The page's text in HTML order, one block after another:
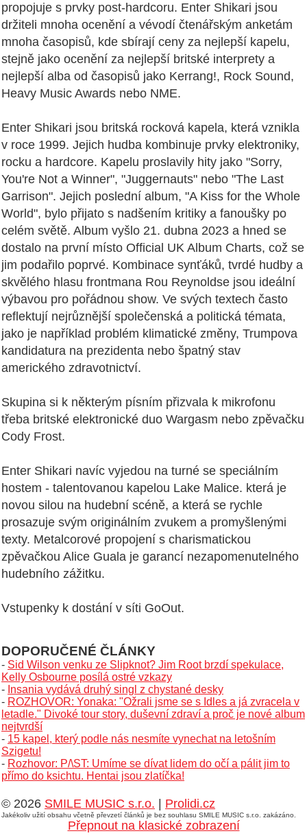
propojuje s prvky post-hardcoru. Enter Shikari jsou
držiteli mnoha ocenění a vévodí čtenářským anketám
mnoha časopisů, kde sbírají ceny za nejlepší kapelu,
stejně jako ocenění za nejlepší britské interprety a
nejlepší alba od časopisů jako Kerrang!, Rock Sound,
Heavy Music Awards nebo NME.
Enter Shikari jsou britská rocková kapela, která vznikla
v roce 1999. Jejich hudba kombinuje prvky elektroniky,
rocku a hardcore. Kapelu proslavily hity jako "Sorry,
You're Not a Winner", "Juggernauts" nebo "The Last
Garrison". Jejich poslední album, "A Kiss for the Whole
World", bylo přijato s nadšením kritiky a fanoušky po
celém světě. Album vyšlo 21. dubna 2023 a hned se
dostalo na první místo Official UK Album Charts, což se
jim podařilo poprvé. Kombinace synťáků, tvrdé hudby a
skvělého hlasu frontmana Rou Reynoldse jsou ideální
výbavou pro pořádnou show. Ve svých textech často
reflektují nejrůznější společenská a politická témata,
jako je například problém klimatické změny, Trumpova
kandidatura na prezidenta nebo špatný stav
amerického zdravotnictví.
Skupina si k některým písním přizvala k mikrofonu
třeba britské elektronické duo Wargasm nebo zpěvačku
Cody Frost.
Enter Shikari navíc vyjedou na turné se speciálním
hostem - talentovanou kapelou Lake Malice. která je
novou silou na hudební scéně, a která se rychle
prosazuje svým originálním zvukem a promyšlenými
texty. Metalcorové propojení s charismatickou
zpěvačkou Alice Guala je garancí nezapomenutelného
hudebního zážitku.
Vstupenky k dostání v síti GoOut.
DOPORUČENÉ ČLÁNKY
- Sid Wilson venku ze Slipknot? Jim Root brzdí spekulace,
Kelly Osbourne posílá ostré vzkazy
- Insania vydává druhý singl z chystané desky
- ROZHOVOR: Yonaka: "Ožrali jsme se s Idles a já zvracela v
letadle." Divoké tour story, duševní zdraví a proč je nové album
nejtvrdší
- 15 kapel, který podle nás nesmíte vynechat na letošním
Szigetu!
- Rozhovor: P/\ST: Umíme se dívat lidem do očí a pálit jim to
přímo do ksichtu. Hentai jsou zlatíčka!
© 2026 SMILE MUSIC s.r.o. Prolidi.cz
Jakékoliv užití obsahu včetně převzetí článků je bez souhlasu SMILE MUSIC s.r.o. zakázáno.
Přepnout na klasické zobrazení